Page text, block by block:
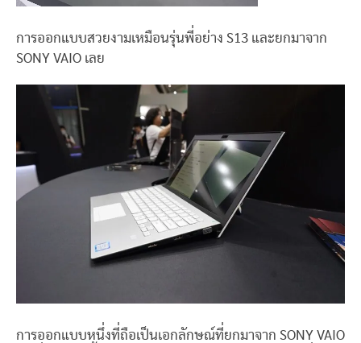
การออกแบบสวยงามเหมือนรุ่นพี่อย่าง S13 และยกมาจาก
SONY VAIO เลย
การออกแบบหนึ่งที่ถือเป็นเอกลักษณ์ที่ยกมาจาก SONY VAIO